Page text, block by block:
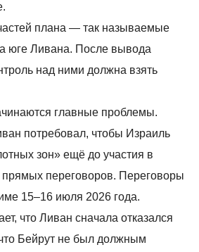
плана — так называемые
юге Ливана. После вывода
над ними должна взять
главные проблемы.
потребовал, чтобы Израиль
зон» ещё до участия в
переговоров. Переговоры
15–16 июля 2026 года.
что Ливан сначала отказался
Бейрут не был должным